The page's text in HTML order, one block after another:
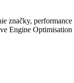
značky,
Engine